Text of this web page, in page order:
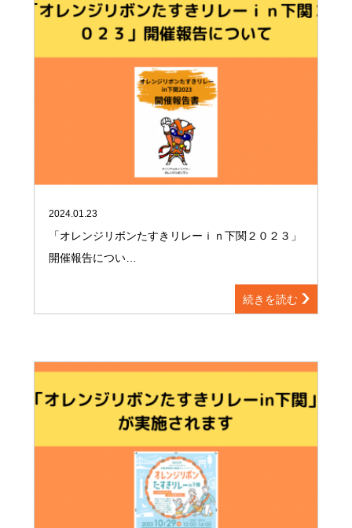
2024.01.23
「オレンジリボンたすきリレーｉｎ下関２０２３」
開催報告につい…
続きを読む